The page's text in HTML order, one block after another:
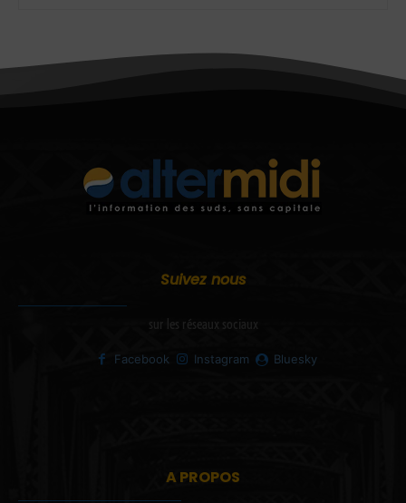
Suivez nous
sur les réseaux sociaux
Facebook Instagram Bluesky
A PROPOS